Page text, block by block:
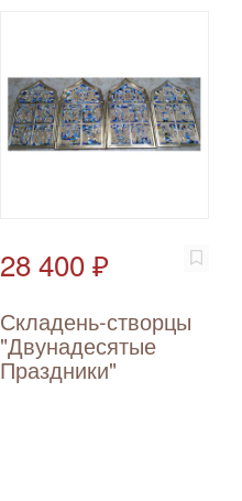
28 400 ₽
Складень-створцы
"Двунадесятые
Праздники"